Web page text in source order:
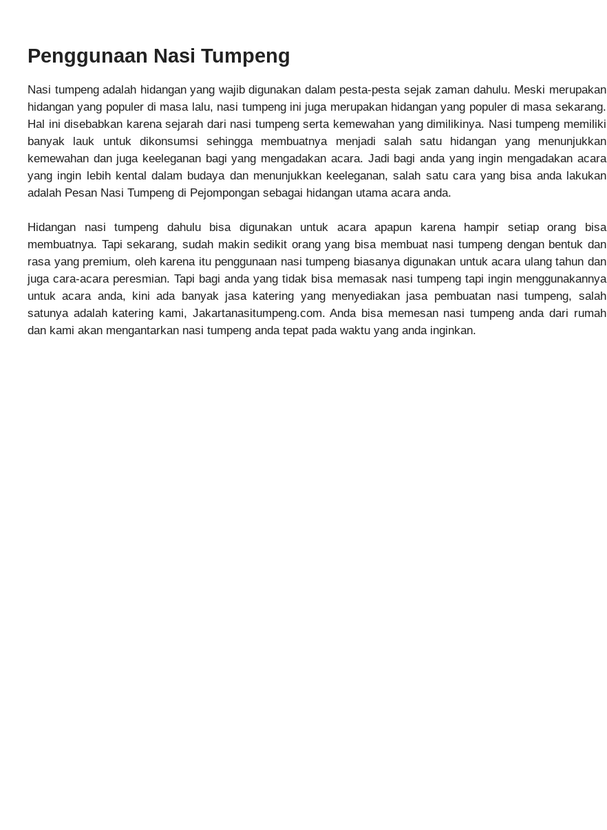
Penggunaan Nasi Tumpeng
Nasi tumpeng adalah hidangan yang wajib digunakan dalam pesta-pesta sejak zaman dahulu. Meski merupakan
hidangan yang populer di masa lalu, nasi tumpeng ini juga merupakan hidangan yang populer di masa sekarang.
Hal ini disebabkan karena sejarah dari nasi tumpeng serta kemewahan yang dimilikinya. Nasi tumpeng memiliki
banyak lauk untuk dikonsumsi sehingga membuatnya menjadi salah satu hidangan yang menunjukkan
kemewahan dan juga keeleganan bagi yang mengadakan acara. Jadi bagi anda yang ingin mengadakan acara
yang ingin lebih kental dalam budaya dan menunjukkan keeleganan, salah satu cara yang bisa anda lakukan
adalah Pesan Nasi Tumpeng di Pejompongan sebagai hidangan utama acara anda.
Hidangan nasi tumpeng dahulu bisa digunakan untuk acara apapun karena hampir setiap orang bisa
membuatnya. Tapi sekarang, sudah makin sedikit orang yang bisa membuat nasi tumpeng dengan bentuk dan
rasa yang premium, oleh karena itu penggunaan nasi tumpeng biasanya digunakan untuk acara ulang tahun dan
juga cara-acara peresmian. Tapi bagi anda yang tidak bisa memasak nasi tumpeng tapi ingin menggunakannya
untuk acara anda, kini ada banyak jasa katering yang menyediakan jasa pembuatan nasi tumpeng, salah
satunya adalah katering kami, Jakartanasitumpeng.com. Anda bisa memesan nasi tumpeng anda dari rumah
dan kami akan mengantarkan nasi tumpeng anda tepat pada waktu yang anda inginkan.
←